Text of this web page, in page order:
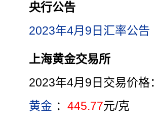
央行公告
2023年4月9日汇率公告
上海黄金交易所
2023年4月9日交易价格：
黄金 ：445.77元/克